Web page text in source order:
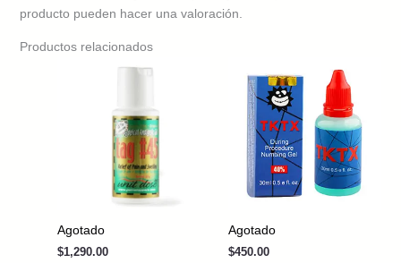
producto pueden hacer una valoración.
Productos relacionados
Agotado
$1,290.00
Agotado
$450.00